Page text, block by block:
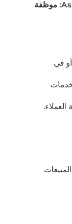
إعلان عن وظيفة في Aspire Fitness Gym: موظفة
في